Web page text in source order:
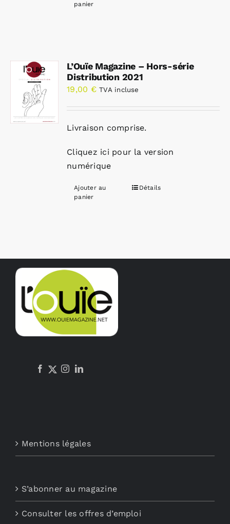
panier
L’Ouïe Magazine – Hors-série
Distribution 2021
19,00 € TVA incluse
Livraison comprise.
Cliquez ici pour la version
numérique
Ajouter au
panier
Détails
Mentions légales
S’abonner au magazine
Consulter les offres d’emploi